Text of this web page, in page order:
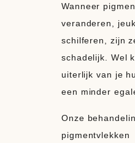
Wanneer
veranderen,
schilferen, zijn
schadelijk. Wel
uiterlijk van je
een minder
Onze
pigmentvlekken